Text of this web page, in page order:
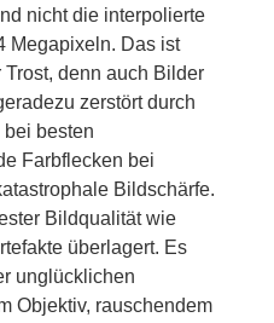
nicht die interpolierte
Megapixeln. Das ist
denn auch Bilder
zerstört durch
besten
Farbflecken bei
Bildschärfe.
Bildqualität wie
überlagert. Es
unglücklichen
Objektiv, rauschendem